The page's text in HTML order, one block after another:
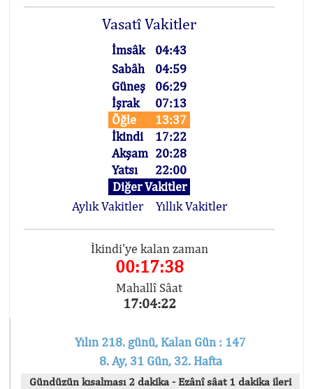
Vasatî Vakitler
İmsâk
04:43
Sabâh
04:59
Güneş
06:29
İşrak
07:13
Öğle
13:37
İkindi
17:22
Akşam 20:28
Yatsı
22:00
Diğer Vakitler
Aylık Vakitler
Yıllık Vakitler
İkindi'ye kalan zaman
00:17:37
Mahallî Sâat
17:04:23
Yılın 218. günü, Kalan Gün : 147
8. Ay, 31 Gün, 32. Hafta
Gündüzün kısalması 2 dakika - Ezânî sâat 1 dakika ileri